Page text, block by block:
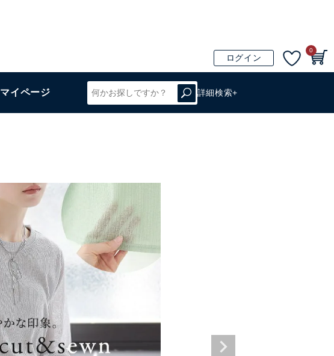
ログイン
0
マイページ 詳細検索+